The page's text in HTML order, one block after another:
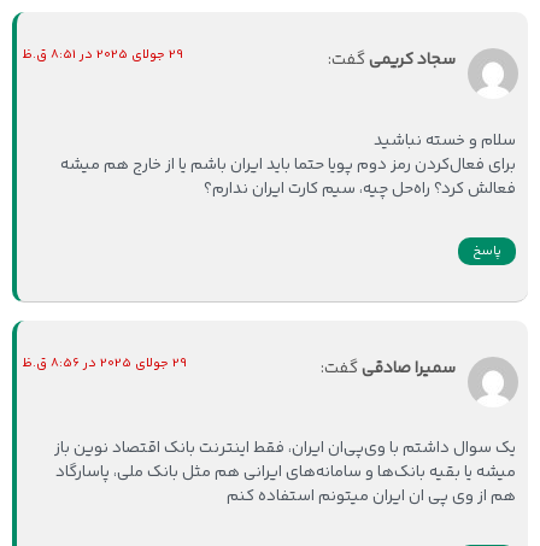
سجاد کریمیگفت: 29 جولای 2025 در 8:51 ق.ظ
سلام و خسته نباشید
برای فعال‌کردن رمز دوم پویا حتما باید ایران باشم یا از خارج هم میشه
فعالش کرد؟ راه‌حل چیه، سیم کارت ایران ندارم؟
پاسخ
سمیرا صادقیگفت: 29 جولای 2025 در 8:56 ق.ظ
یک سوال داشتم با وی‌پی‌ان ایران، فقط اینترنت بانک اقتصاد نوین باز
میشه یا بقیه بانک‌ها و سامانه‌های ایرانی هم مثل بانک ملی، پاسارگاد
هم از وی پی ان ایران میتونم استفاده کنم